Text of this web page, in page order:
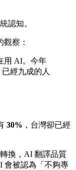
認知。
察：
用 AI。今年
經九成的人
30% ，台灣卻已經
換，AI 翻譯品質
會被認為「不夠專